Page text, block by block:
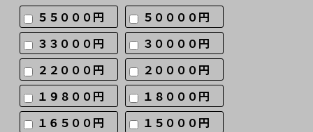
５５０００円
５００００円
３３０００円
３００００円
２２０００円
２００００円
１９８００円
１８０００円
１６５００円
１５０００円